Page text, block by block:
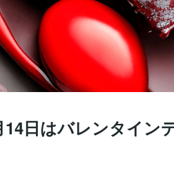
14日はバレンタイン